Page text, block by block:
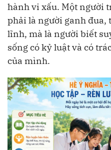
hành vi xấu. Một người
phải là người ganh đua,
lĩnh, mà là người biết
sống có kỷ luật và có
của mình.